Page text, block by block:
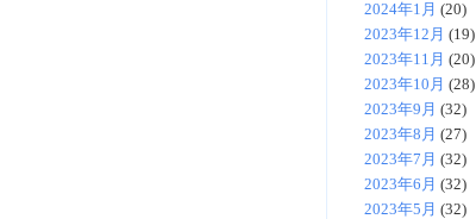
2024年1月 (20)
2023年12月 (19)
2023年11月 (20)
2023年10月 (28)
2023年9月 (32)
2023年8月 (27)
2023年7月 (32)
2023年6月 (32)
2023年5月 (32)